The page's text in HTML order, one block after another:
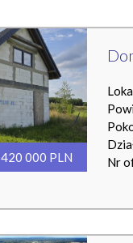
420 000 PLN Nr